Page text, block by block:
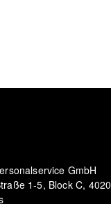
GmbH
1-5, Block C,